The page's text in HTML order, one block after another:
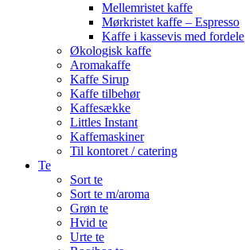
Mellemristet kaffe
Mørkristet kaffe – Espresso
Kaffe i kassevis med fordele
Økologisk kaffe
Aromakaffe
Kaffe Sirup
Kaffe tilbehør
Kaffesække
Littles Instant
Kaffemaskiner
Til kontoret / catering
Te
Sort te
Sort te m/aroma
Grøn te
Hvid te
Urte te